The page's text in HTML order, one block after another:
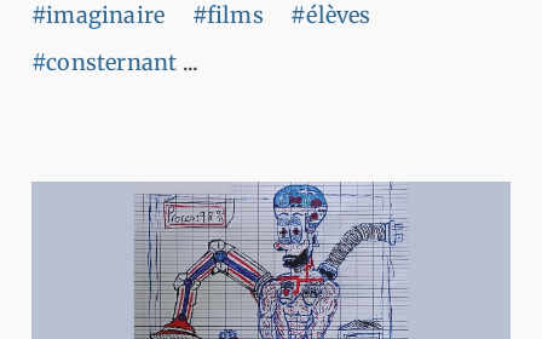
#imaginaire #films
#élèves
#consternant ...